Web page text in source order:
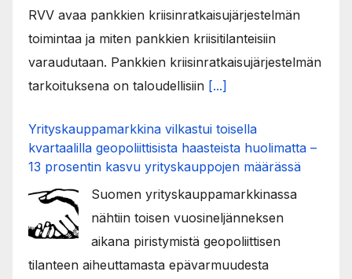
RVV avaa pankkien kriisinratkaisujärjestelmän
toimintaa ja miten pankkien kriisitilanteisiin
varaudutaan. Pankkien kriisinratkaisujärjestelmän
tarkoituksena on taloudellisiin [...]
Yrityskauppamarkkina vilkastui toisella
kvartaalilla geopoliittisista haasteista huolimatta –
13 prosentin kasvu yrityskauppojen määrässä
Suomen yrityskauppamarkkinassa
nähtiin toisen vuosineljänneksen
aikana piristymistä geopoliittisen
tilanteen aiheuttamasta epävarmuudesta